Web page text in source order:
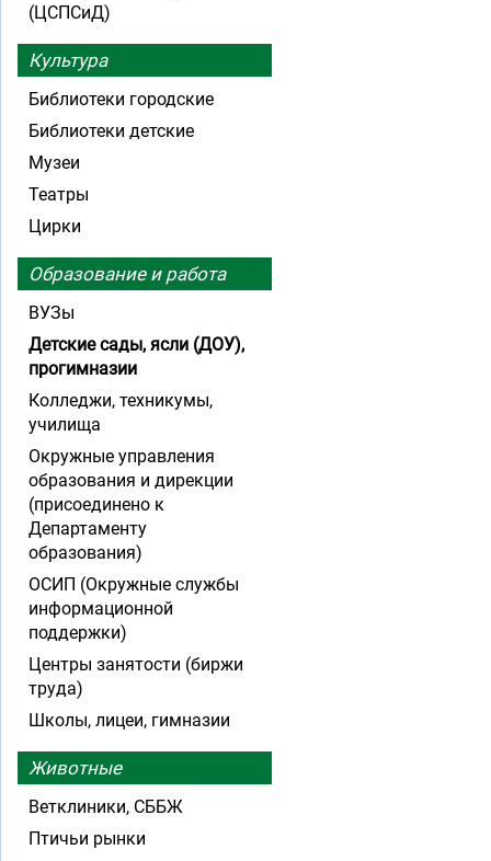
(ЦСПСиД)
Культура
Библиотеки городские
Библиотеки детские
Музеи
Театры
Цирки
Образование и работа
ВУЗы
Детские сады, ясли (ДОУ),
прогимназии
Колледжи, техникумы,
училища
Окружные управления
образования и дирекции
(присоединено к
Департаменту
образования)
ОСИП (Окружные службы
информационной
поддержки)
Центры занятости (биржи
труда)
Школы, лицеи, гимназии
Животные
Ветклиники, СББЖ
Птичьи рынки